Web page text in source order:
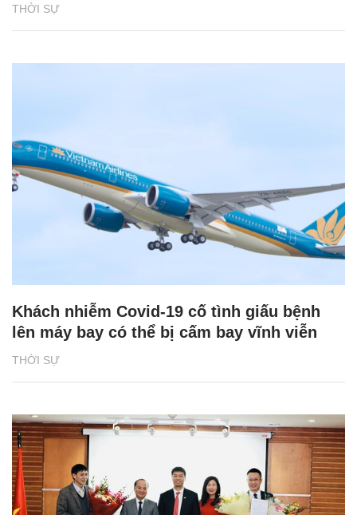
THỜI SỰ
THỜI SỰ
Khách nhiễm Covid-19 cố tình giấu bệnh
lên máy bay có thể bị cấm bay vĩnh viễn